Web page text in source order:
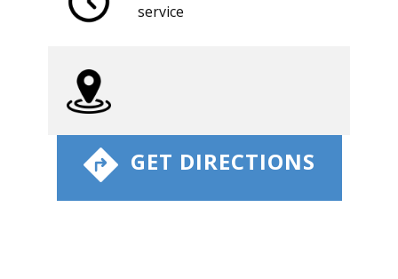
​ GET DIRECTIONS
​service